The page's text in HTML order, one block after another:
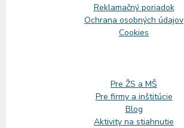
Reklamačný poriadok
Ochrana osobných údajov
Cookies
Pre ŽS a MŠ
Pre firmy a inštitúcie
Blog
Aktivity na stiahnutie